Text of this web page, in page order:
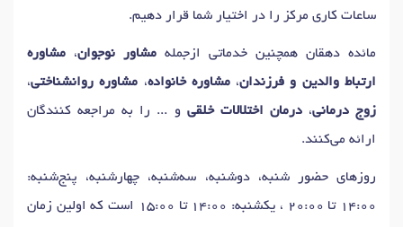
ساعات کاری مرکز را در اختیار شما قرار دهیم.
مائده دهقان همچنین خدماتی ازجمله مشاور نوجوان، مشاوره
ارتباط والدین و فرزندان،مشاوره خانواده، مشاوره روانشناختی،
زوج درمانی،درمان اختلالات خلقی و ... را به مراجعه کنندگان
ارائه می‌کنند.
روزهای حضور شنبه، دوشنبه، سه‌شنبه، چهارشنبه، پنج‌شنبه:
14:00 تا 20:00 ، یکشنبه: 14:00 تا 15:00 است که اولین زمان